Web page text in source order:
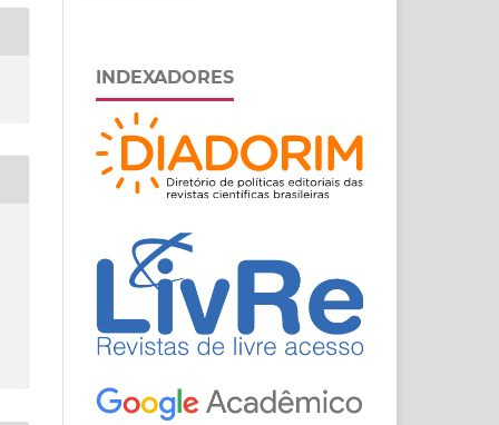
INDEXADORES